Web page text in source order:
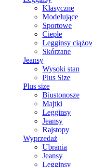
Klasyczne
Modelujące
Sportowe
Ciepłe
Legginsy
Skórzane
Jeansy
Wysoki stan
Plus Size
Plus size
Biustonosze
Majtki
Legginsy
Jeansy
Rajstopy
Wyprzedaż
Ubrania
Jeansy
Legginsy